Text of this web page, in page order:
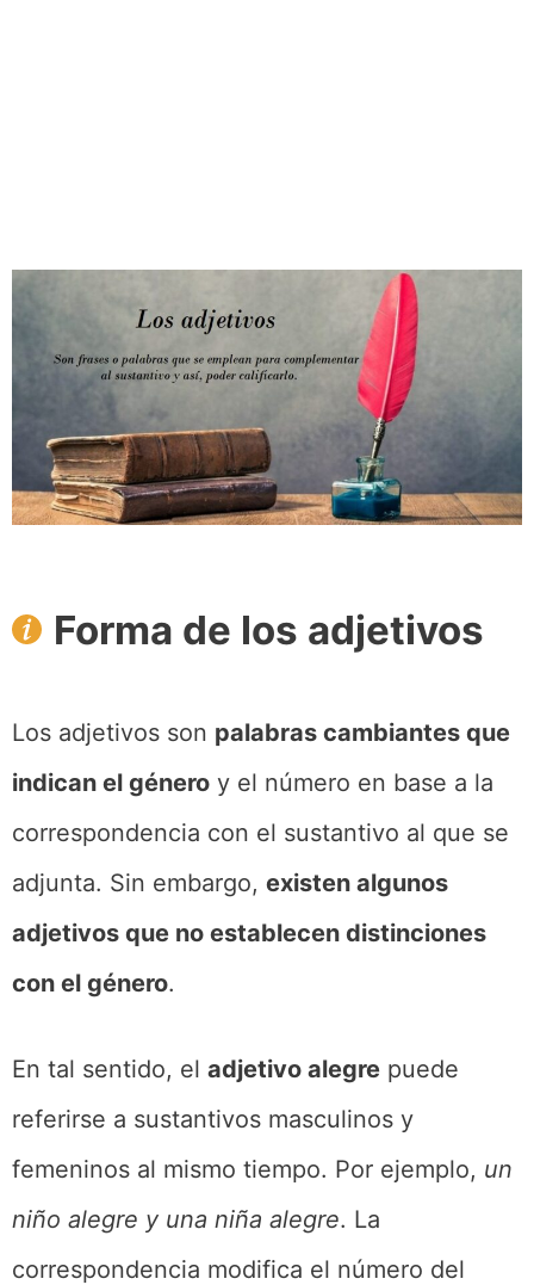
Forma de los adjetivos
Los adjetivos son palabras cambiantes que
indican el género y el número en base a la
correspondencia con el sustantivo al que se
adjunta. Sin embargo, existen algunos
adjetivos que no establecen distinciones
con el género.
En tal sentido, el adjetivo alegre puede
referirse a sustantivos masculinos y
femeninos al mismo tiempo. Por ejemplo, un
niño alegre y una niña alegre. La
correspondencia modifica el número del